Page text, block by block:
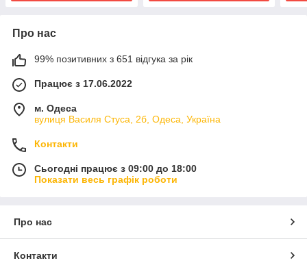
Про нас
99% позитивних з 651 відгука за рік
Працює з 17.06.2022
м. Одеса
вулиця Василя Стуса, 2б, Одеса, Україна
Контакти
Сьогодні працює з 09:00 до 18:00
Показати весь графік роботи
Про нас
Контакти